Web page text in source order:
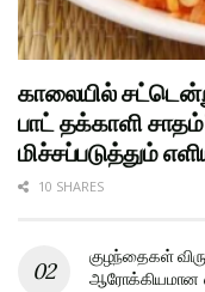
காலையில்
பாட் தக்காளி
மிச்சப்படுத்தும்
10 SHARES
குழந்தைகள்
ஆரோக்கியமான